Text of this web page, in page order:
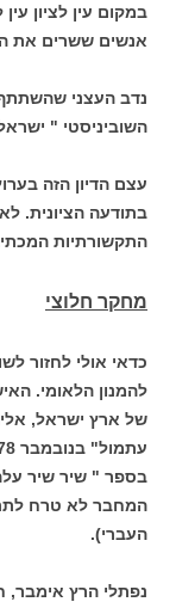
במקום עין לציון
אנשים ששרים את
נדב העצני
השוביניסטי "
עצם הדיון הזה
בתודעה הציונית.
התקשורתיות
מחקר חלוצי
כדאי אולי לחזור
להמנון הלאומי.
של ארץ ישראל,
בספר " שיר שיר
המחבר לא טרח
העברי).
נפתלי הרץ